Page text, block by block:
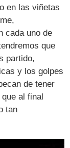
en las viñetas
cada uno de
que
partido,
y los golpes
de tener
al final
tan